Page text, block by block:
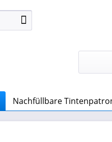
Nachfüllbare